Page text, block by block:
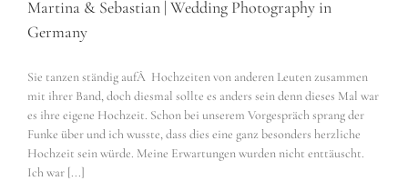
Martina & Sebastian | Wedding Photography in
Germany
Sie tanzen ständig aufÂ Hochzeiten von anderen Leuten zusammen
mit ihrer Band, doch diesmal sollte es anders sein denn dieses Mal war
es ihre eigene Hochzeit. Schon bei unserem Vorgespräch sprang der
Funke über und ich wusste, dass dies eine ganz besonders herzliche
Hochzeit sein würde. Meine Erwartungen wurden nicht enttäuscht.
Ich war [...]